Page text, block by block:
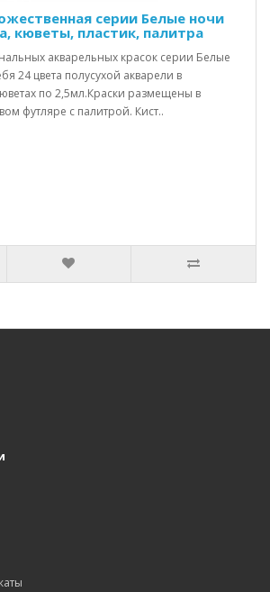
серии Белые ночи
кюветы, пластик, палитра
акварельных красок серии Белые
24 цвета полусухой акварели в
по 2,5мл.Краски размещены в
футляре с палитрой. Кист..